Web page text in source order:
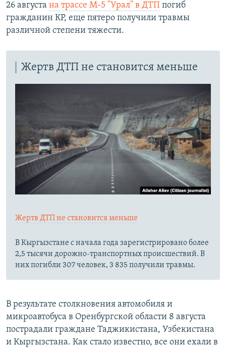
26 августа на трассе М-5 "Урал" в ДТП погиб
гражданин КР, еще пятеро получили травмы
различной степени тяжести.
Жертв ДТП не становится меньше
Жертв ДТП не становится меньше
В Кыргызстане с начала года зарегистрировано более
2,5 тысячи дорожно-транспортных происшествий. В
них погибли 307 человек, 3 835 получили травмы.
В результате столкновения автомобиля и
микроавтобуса в Оренбургской области 8 августа
пострадали граждане Таджикистана, Узбекистана
и Кыргызстана. Как стало известно, все они ехали в